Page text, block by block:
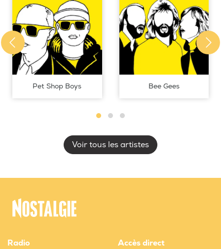
Pet Shop Boys Bee Gees
Voir tous les artistes
Radio Accès direct